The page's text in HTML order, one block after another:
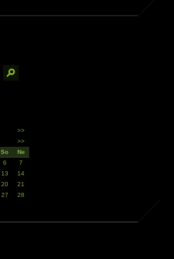
>>
>>
So
Ne
6
7
13
14
20
21
27
28